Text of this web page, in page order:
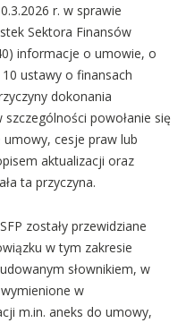
r. w sprawie
Sektora Finansów
informacje o umowie, o
ustawy o finansach
dokonania
powołanie się
cesje praw lub
aktualizacji oraz
ta przyczyna.
zostały przewidziane
w tym zakresie
słownikiem, w
w
m.in. aneks do umowy,